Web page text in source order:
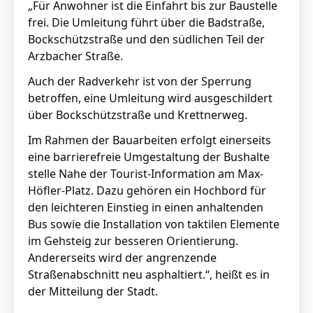
„Für Anwohner ist die Einfahrt bis zur Baustelle
frei. Die Umleitung führt über die Badstraße,
Bockschützstraße und den südlichen Teil der
Arzbacher Straße.
Auch der Radverkehr ist von der Sperrung
betroffen, eine Umleitung wird ausgeschildert
über Bockschützstraße und Krettnerweg.
Im Rahmen der Bauarbeiten erfolgt einerseits
eine barrierefreie Umgestaltung der Bushalte
stelle Nahe der Tourist-Information am Max-
Höfler-Platz. Dazu gehören ein Hochbord für
den leichteren Einstieg in einen anhaltenden
Bus sowie die Installation von taktilen Elemente
im Gehsteig zur besseren Orientierung.
Andererseits wird der angrenzende
Straßenabschnitt neu asphaltiert.“, heißt es in
der Mitteilung der Stadt.